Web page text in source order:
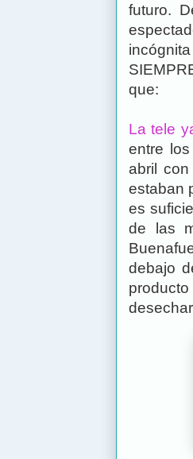
futuro.
que:
La tele
entre
abril
estaban
es
de las
debajo